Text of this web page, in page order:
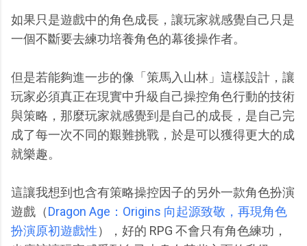
如果只是遊戲中的角色成長，讓玩家就感覺自己只是
一個不斷要去練功培養角色的幕後操作者。
但是若能夠進一步的像「策馬入山林」這樣設計，讓
玩家必須真正在現實中升級自己操控角色行動的技術
與策略，那麼玩家就感覺到是自己的成長，是自己完
成了每一次不同的艱難挑戰，於是可以獲得更大的成
就樂趣。
這讓我想到也含有策略操控因子的另外一款角色扮演
遊戲（Dragon Age：Origins 向起源致敬，再現角色
扮演原初遊戲性），好的 RPG 不會只有角色練功，